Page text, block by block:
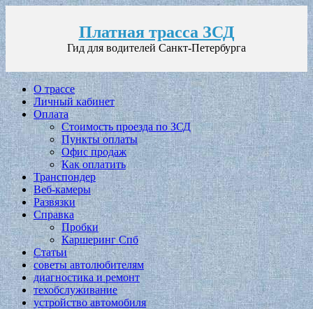
Платная трасса ЗСД
Гид для водителей Санкт-Петербурга
О трассе
Личный кабинет
Оплата
Стоимость проезда по ЗСД
Пункты оплаты
Офис продаж
Как оплатить
Транспондер
Веб-камеры
Развязки
Справка
Пробки
Каршеринг Спб
Статьи
советы автолюбителям
диагностика и ремонт
техобслуживание
устройство автомобиля